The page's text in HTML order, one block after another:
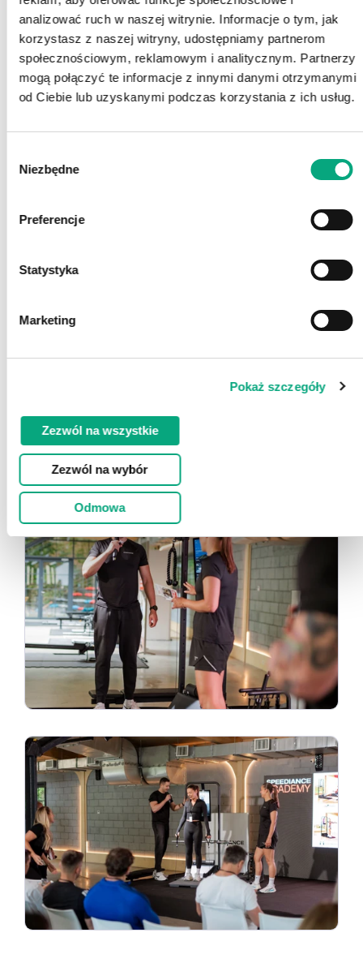
analizować ruch w naszej witrynie. Informacje o tym, jak
korzystasz z naszej witryny, udostępniamy partnerom
społecznościowym, reklamowym i analitycznym. Partnerzy
mogą połączyć te informacje z innymi danymi otrzymanymi
od Ciebie lub uzyskanymi podczas korzystania z ich usług.
zgody
Niezbędne
Preferencje
Statystyka
Marketing
Pokaż szczegóły
Zezwól na wszystkie
Zezwól na wybór
Odmowa